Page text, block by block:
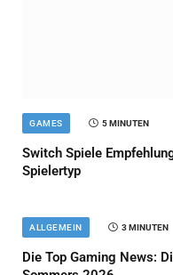
GAMES 5 MINUTEN
Switch Spiele
Spielertyp
ALLGEMEIN 3 MINUTEN
Die Top Gaming News: